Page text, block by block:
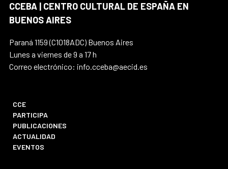
CCEBA | CENTRO CULTURAL DE ESPAÑA EN
BUENOS AIRES
Paraná 1159 (C1018ADC) Buenos Aires
Lunes a viernes de 9 a 17 h
Correo electrónico: info.cceba@aecid.es
CCE
PARTICIPA
PUBLICACIONES
ACTUALIDAD
EVENTOS